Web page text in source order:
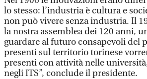
lo stesso: l’industria è cultura e
non può vivere senza industria. Il
la nostra assemblea dei 120 anni,
guardare al futuro consapevoli del
presenti sul territorio torinese
presenti con attività nelle
negli ITS”, conclude il presidente.